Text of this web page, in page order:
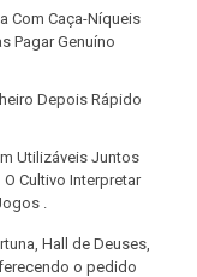
Com Caça-Níqueis
Pagar Genuíno
Depois Rápido
Utilizáveis Juntos
Cultivo Interpretar
.
Hall de Deuses,
o pedido